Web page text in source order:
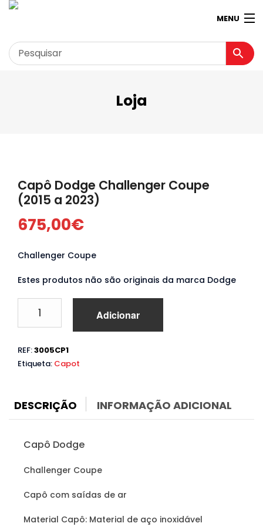
MENU
Garagem
Loja Virtual 360º
Loja
Capô Dodge Challenger Coupe
(2015 a 2023)
675,00€
Challenger Coupe
Estes produtos não são originais da marca Dodge
Capô
Challenger
Coupe
2023)
Adicionar
REF:3005CP1
Etiqueta: Capot
DESCRIÇÃO INFORMAÇÃO ADICIONAL
Capô Dodge
Challenger Coupe
Capô com saídas de ar
Material Capô: Material de aço inoxidável